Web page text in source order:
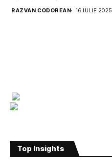
RAZVAN CODOREAN 16 IULIE 2025
Top Insights